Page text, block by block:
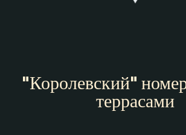
"Королевский"
террасами